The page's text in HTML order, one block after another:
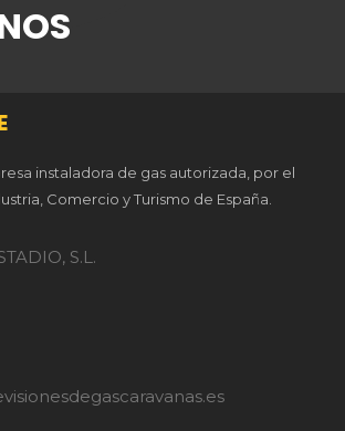
instaladora de gas autorizada, por el
Comercio y Turismo de España.
S.L.